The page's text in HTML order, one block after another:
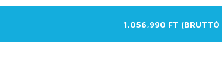
1,056,990 FT (BRUTTÓ